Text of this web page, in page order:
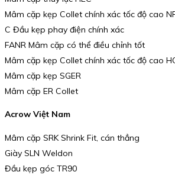
Mâm cặp kẹp Collet chính xác tốc độ cao
C Đầu kẹp phay điện chính xác
FANR Mâm cặp có thể điều chỉnh tốt
Mâm cặp kẹp Collet chính xác tốc độ cao
Mâm cặp kẹp SGER
Mâm cặp ER Collet
Acrow Việt Nam
Mâm cặp SRK Shrink Fit, cán thẳng
Giày SLN Weldon
Đầu kẹp góc TR90